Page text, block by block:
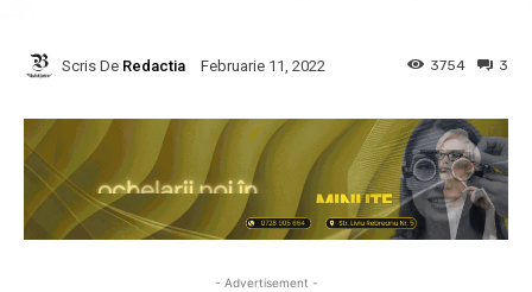
Scris De Redactia Februarie 11, 2022 3
3754
- Advertisement -